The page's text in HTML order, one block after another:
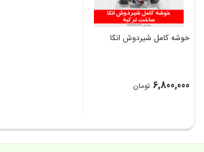
خوشه کامل شیردوش انکا
6,800,000 تومان
بستن